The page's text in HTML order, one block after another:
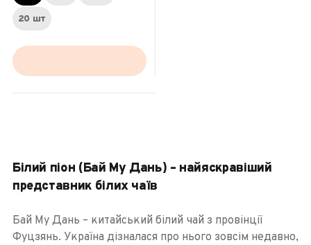
20 шт
Білий піон (Бай Му Дань) – найяскравіший
представник білих чаїв
Бай Му Дань – китайський білий чай з провінції
Фуцзянь. Україна дізналася про нього зовсім недавно,